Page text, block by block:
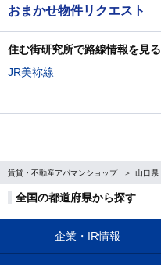
おまかせ物件リクエスト
住む街研究所で路線情報を見る
JR美祢線
賃貸・不動産アパマンショップ 山口県
全国の都道府県から探す
企業・IR情報